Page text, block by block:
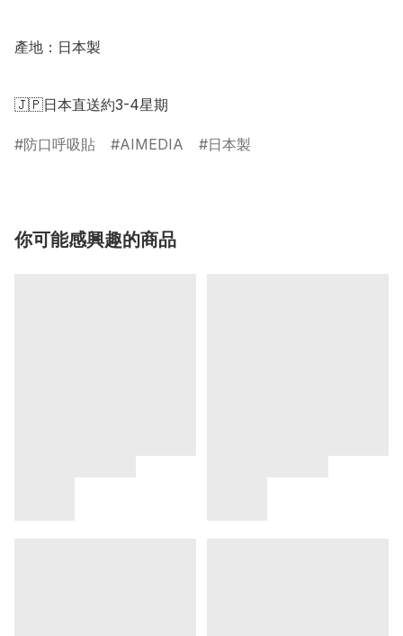
產地：日本製
🇯🇵日本直送約3-4星期
防口呼吸貼 AIMEDIA 日本製
你可能感興趣的商品